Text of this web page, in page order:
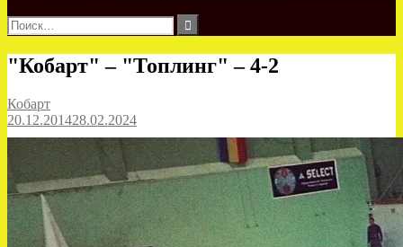
Найти:
"Кобарт" – "Топлинг" – 4-2
Кобарт
20.12.201428.02.2024